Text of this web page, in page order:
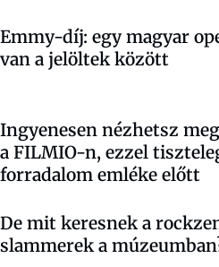
Emmy-díj: egy magyar
van a jelöltek között
Ingyenesen nézhetsz
a FILMIO-n, ezzel
forradalom emléke előtt
De mit keresnek a
slammerek a